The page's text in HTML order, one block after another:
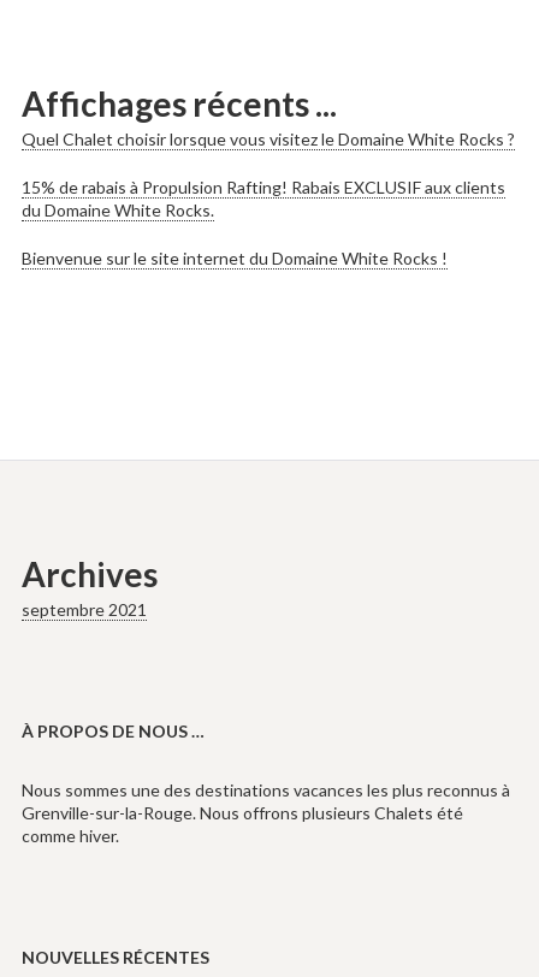
Affichages récents ...
Quel Chalet choisir lorsque vous visitez le Domaine White Rocks ?
15% de rabais à Propulsion Rafting! Rabais EXCLUSIF aux clients
du Domaine White Rocks.
Bienvenue sur le site internet du Domaine White Rocks !
Archives
septembre 2021
À PROPOS DE NOUS …
Nous sommes une des destinations vacances les plus reconnus à
Grenville-sur-la-Rouge. Nous offrons plusieurs Chalets été
comme hiver.
NOUVELLES RÉCENTES